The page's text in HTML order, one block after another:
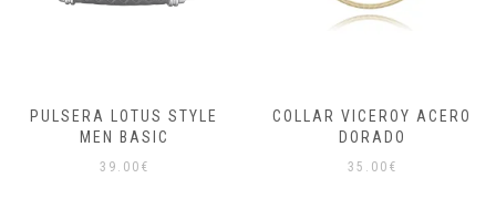
PULSERA LOTUS STYLE
MEN BASIC
39.00 €
COLLAR VICEROY ACERO
DORADO
35.00 €